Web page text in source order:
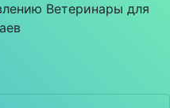
Ветеринары для